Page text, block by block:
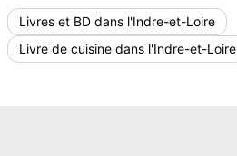
Livres et BD dans l'Indre-et-Loire
Livre de cuisine dans l'Indre-et-Loire